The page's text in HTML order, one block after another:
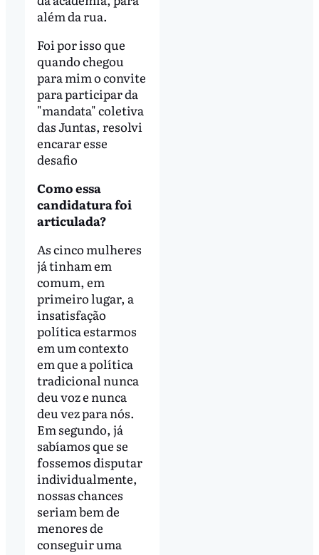
além da rua.
Foi por isso que
quando chegou
para mim o convite
para participar da
"mandata" coletiva
das Juntas, resolvi
encarar esse
desafio
Como essa
candidatura foi
articulada?
As cinco mulheres
já tinham em
comum, em
primeiro lugar, a
insatisfação
política estarmos
em um contexto
em que a política
tradicional nunca
deu voz e nunca
deu vez para nós.
Em segundo, já
sabíamos que se
fossemos disputar
individualmente,
nossas chances
seriam bem de
menores de
conseguir uma